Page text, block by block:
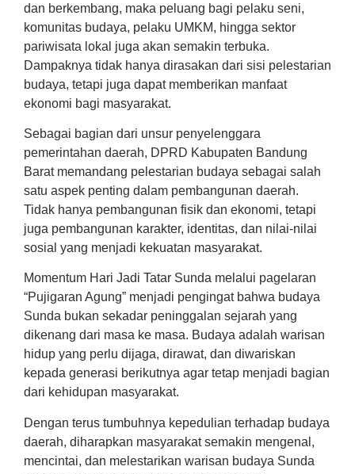
dan berkembang, maka peluang bagi pelaku seni,
komunitas budaya, pelaku UMKM, hingga sektor
pariwisata lokal juga akan semakin terbuka.
Dampaknya tidak hanya dirasakan dari sisi pelestarian
budaya, tetapi juga dapat memberikan manfaat
ekonomi bagi masyarakat.
Sebagai bagian dari unsur penyelenggara
pemerintahan daerah, DPRD Kabupaten Bandung
Barat memandang pelestarian budaya sebagai salah
satu aspek penting dalam pembangunan daerah.
Tidak hanya pembangunan fisik dan ekonomi, tetapi
juga pembangunan karakter, identitas, dan nilai-nilai
sosial yang menjadi kekuatan masyarakat.
Momentum Hari Jadi Tatar Sunda melalui pagelaran
“Pujigaran Agung” menjadi pengingat bahwa budaya
Sunda bukan sekadar peninggalan sejarah yang
dikenang dari masa ke masa. Budaya adalah warisan
hidup yang perlu dijaga, dirawat, dan diwariskan
kepada generasi berikutnya agar tetap menjadi bagian
dari kehidupan masyarakat.
Dengan terus tumbuhnya kepedulian terhadap budaya
daerah, diharapkan masyarakat semakin mengenal,
mencintai, dan melestarikan warisan budaya Sunda